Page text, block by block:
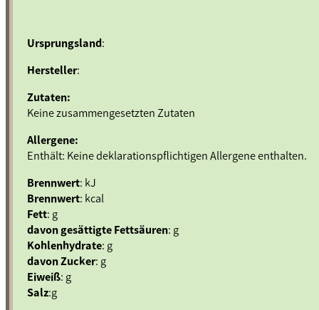
Ursprungsland:
Hersteller:
Zutaten:
Keine zusammengesetzten Zutaten
Allergene:
Enthält: Keine deklarationspflichtigen Allergene enthalten.
Brennwert: kJ
Brennwert: kcal
Fett: g
davon gesättigte Fettsäuren: g
Kohlenhydrate: g
davon Zucker: g
Eiweiß: g
Salz:g